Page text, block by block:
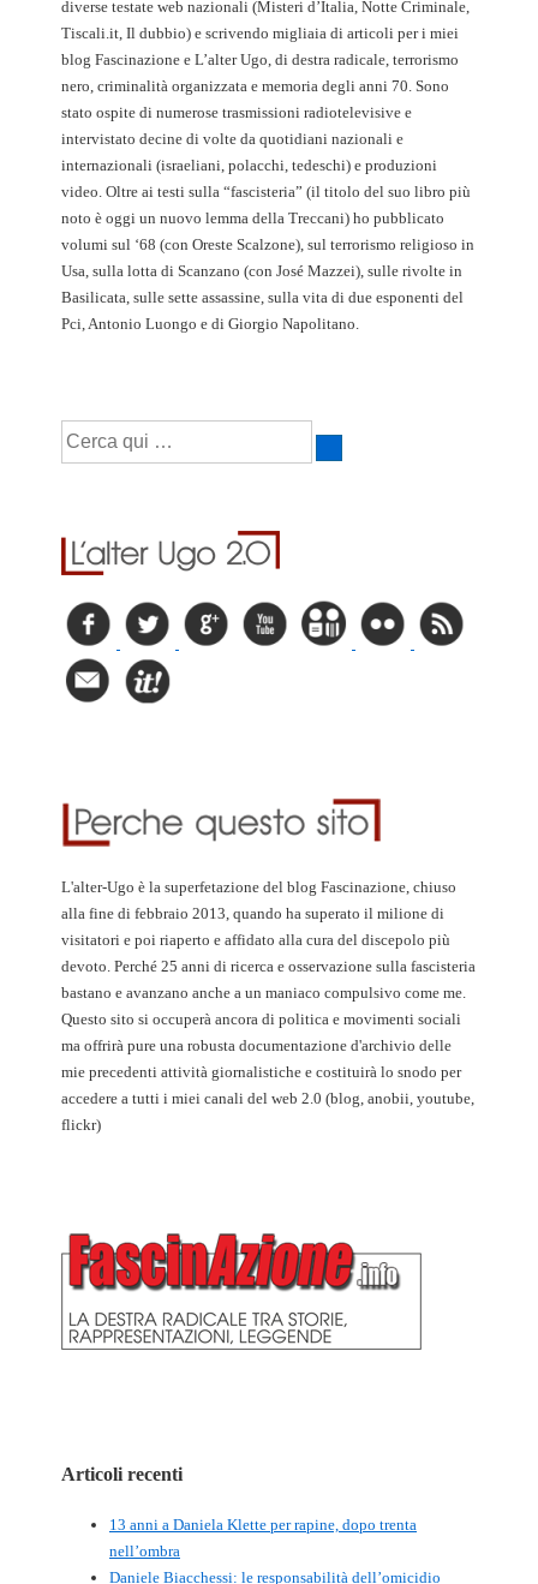
diverse testate web nazionali (Misteri d’Italia, Notte Criminale,
Tiscali.it, Il dubbio) e scrivendo migliaia di articoli per i miei
blog Fascinazione e L’alter Ugo, di destra radicale, terrorismo
nero, criminalità organizzata e memoria degli anni 70. Sono
stato ospite di numerose trasmissioni radiotelevisive e
intervistato decine di volte da quotidiani nazionali e
internazionali (israeliani, polacchi, tedeschi) e produzioni
video. Oltre ai testi sulla “fascisteria” (il titolo del suo libro più
noto è oggi un nuovo lemma della Treccani) ho pubblicato
volumi sul ‘68 (con Oreste Scalzone), sul terrorismo religioso in
Usa, sulla lotta di Scanzano (con José Mazzei), sulle rivolte in
Basilicata, sulle sette assassine, sulla vita di due esponenti del
Pci, Antonio Luongo e di Giorgio Napolitano.
Cerca:
L'alter-Ugo è la superfetazione del blog Fascinazione, chiuso
alla fine di febbraio 2013, quando ha superato il milione di
visitatori e poi riaperto e affidato alla cura del discepolo più
devoto. Perché 25 anni di ricerca e osservazione sulla fascisteria
bastano e avanzano anche a un maniaco compulsivo come me.
Questo sito si occuperà ancora di politica e movimenti sociali
ma offrirà pure una robusta documentazione d'archivio delle
mie precedenti attività giornalistiche e costituirà lo snodo per
accedere a tutti i miei canali del web 2.0 (blog, anobii, youtube,
flickr)
Articoli recenti
13 anni a Daniela Klette per rapine, dopo trenta
nell’ombra
Daniele Biacchessi: le responsabilità dell’omicidio